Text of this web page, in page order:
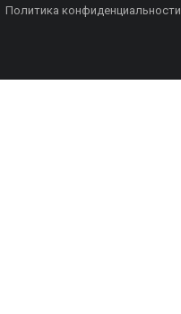
Политика конфиденциальности